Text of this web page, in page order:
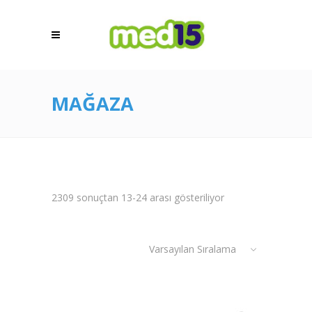
MAĞAZA
2309 sonuçtan 13-24 arası gösteriliyor
Varsayılan Sıralama